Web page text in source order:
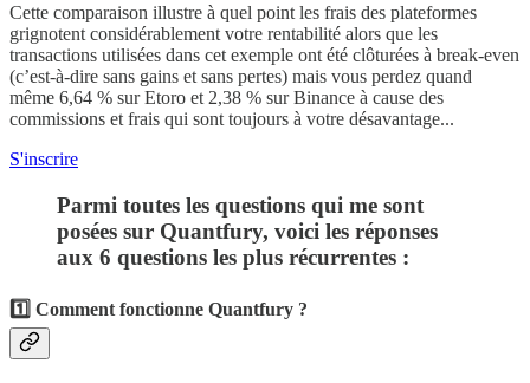
Cette comparaison illustre à quel point les frais des plateformes
grignotent considérablement votre rentabilité alors que les
transactions utilisées dans cet exemple ont été clôturées à break-even
(c’est-à-dire sans gains et sans pertes) mais vous perdez quand
même 6,64 % sur Etoro et 2,38 % sur Binance à cause des
commissions et frais qui sont toujours à votre désavantage...
S'inscrire
Parmi toutes les questions qui me sont
posées sur Quantfury, voici les réponses
aux 6 questions les plus récurrentes :
1️⃣ Comment fonctionne Quantfury ?